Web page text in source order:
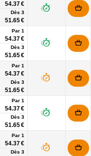
54.37 €
Dès 3
51.65 €
Par 1
54.37 €
Dès 3
51.65 €
Par 1
54.37 €
Dès 3
51.65 €
Par 1
54.37 €
Dès 3
51.65 €
Par 1
54.37 €
Dès 3